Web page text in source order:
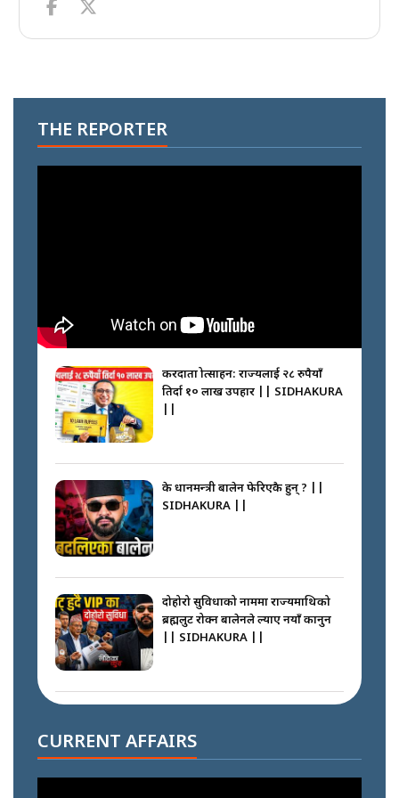
THE REPORTER
करदाता प्रोत्साहन: राज्यलाई २८ रुपैयाँ
तिर्दा १० लाख उपहार || SIDHAKURA
के प्रधानमन्त्री बालेन फेरिएकै हुन् ? ||
SIDHAKURA ||
दोहोरो सुविधाको नाममा राज्यमाथिको
ब्रह्मलुट रोक्न बालेनले ल्याए नयाँ कानुन
|| SIDHAKURA ||
आरोहीहरू | Record-breaking
climbers who set foot with
CURRENT AFFAIRS